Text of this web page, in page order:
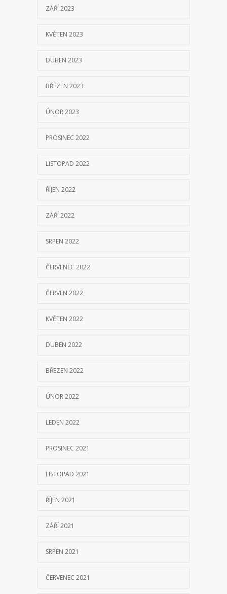
ZÁŘÍ 2023
KVĚTEN 2023
DUBEN 2023
BŘEZEN 2023
ÚNOR 2023
PROSINEC 2022
LISTOPAD 2022
ŘÍJEN 2022
ZÁŘÍ 2022
SRPEN 2022
ČERVENEC 2022
ČERVEN 2022
KVĚTEN 2022
DUBEN 2022
BŘEZEN 2022
ÚNOR 2022
LEDEN 2022
PROSINEC 2021
LISTOPAD 2021
ŘÍJEN 2021
ZÁŘÍ 2021
SRPEN 2021
ČERVENEC 2021